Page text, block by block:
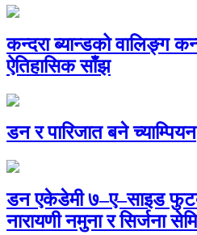
कन्दरा ब्यान्डको वालिङ्ग
ऐतिहासिक साँझ
डन र पारिजात बने च्याम्पियन
डन एकेडेमी ७–ए–साइड
नारायणी नमुना र सिर्जना